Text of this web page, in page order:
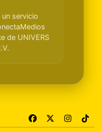
servicio
de UNIVERS
a
n
i